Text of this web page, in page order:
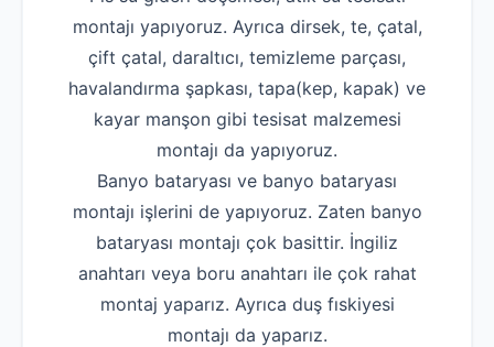
montajı yapıyoruz. Ayrıca dirsek, te, çatal,
çift çatal, daraltıcı, temizleme parçası,
havalandırma şapkası, tapa(kep, kapak) ve
kayar manşon gibi tesisat malzemesi
montajı da yapıyoruz.
Banyo bataryası ve banyo bataryası
montajı işlerini de yapıyoruz. Zaten banyo
bataryası montajı çok basittir. İngiliz
anahtarı veya boru anahtarı ile çok rahat
montaj yaparız. Ayrıca duş fıskiyesi
montajı da yaparız.